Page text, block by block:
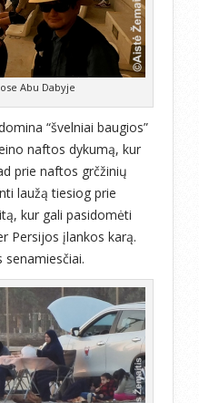
Abu Dabyje
“švelniai baugios”
naftos dykumą, kur
prie naftos grčžinių
laužą tiesiog prie
kur gali pasidomėti
Persijos įlankos karą.
senamiesčiai.